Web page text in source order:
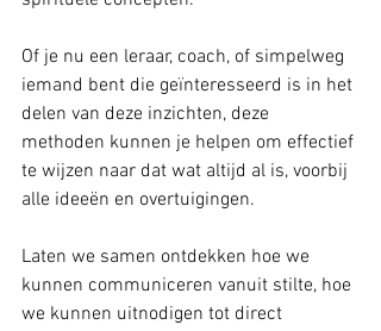
Of je nu een leraar, coach, of simpelweg
iemand bent die geïnteresseerd is in het
delen van deze inzichten, deze
methoden kunnen je helpen om effectief
te wijzen naar dat wat altijd al is, voorbij
alle ideeën en overtuigingen.
Laten we samen ontdekken hoe we
kunnen communiceren vanuit stilte, hoe
we kunnen uitnodigen tot direct